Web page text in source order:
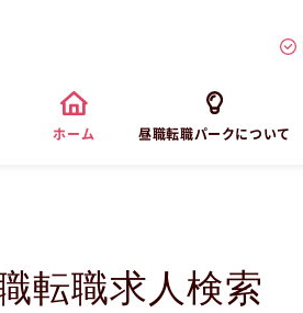
ホーム 昼職転職パークについて
転職求人検索